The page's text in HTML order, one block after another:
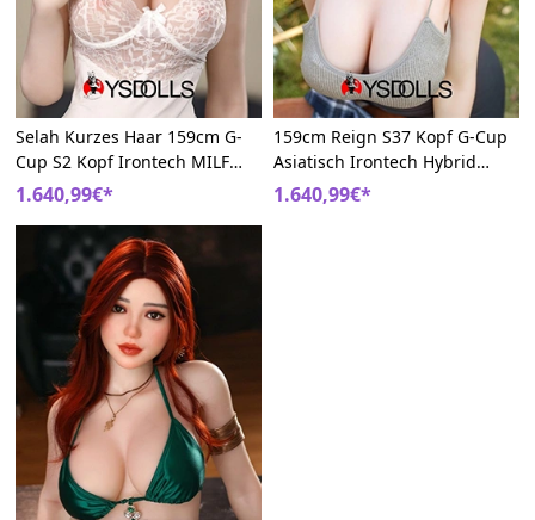
Selah Kurzes Haar 159cm G-
Cup S2 Kopf Irontech MILF
Hybrid Liebespuppe
1.640,99€*
159cm Reign S37 Kopf G-Cup
Asiatisch Irontech Hybrid
Große Brüste sexpuppe
1.640,99€*